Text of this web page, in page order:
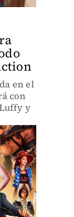
en el
con
y